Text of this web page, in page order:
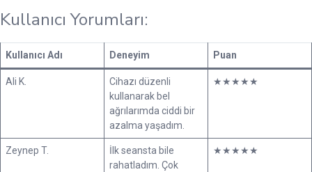
Kullanıcı Yorumları:
Kullanıcı Adı Deneyim Puan
Ali K.
Cihazı düzenli
kullanarak bel
ağrılarımda ciddi bir
azalma yaşadım.
★★★★★
Zeynep T.
İlk seansta bile
rahatladım. Çok
★★★★★